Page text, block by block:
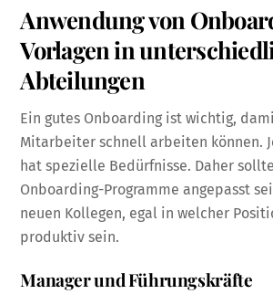
Anwendung von
Vorlagen in
Abteilungen
Ein gutes Onboarding ist wichtig,
Mitarbeiter schnell arbeiten können.
hat spezielle Bedürfnisse. Daher
Onboarding-Programme angepasst
neuen Kollegen, egal in welcher
produktiv sein.
Manager und Führungskräfte